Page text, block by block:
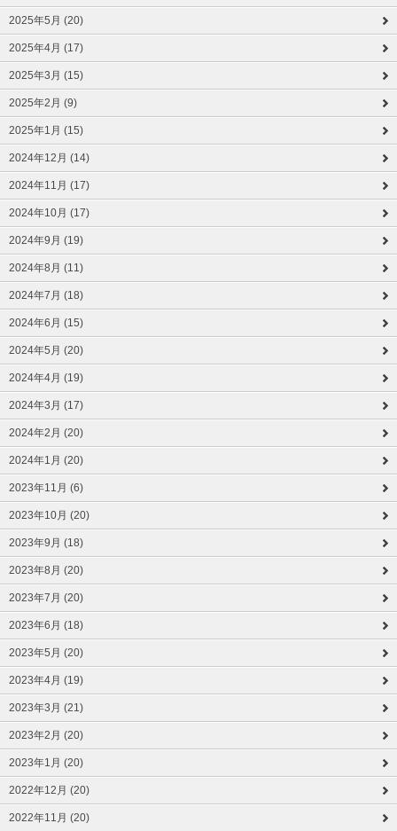
2025年5月 (20)
2025年4月 (17)
2025年3月 (15)
2025年2月 (9)
2025年1月 (15)
2024年12月 (14)
2024年11月 (17)
2024年10月 (17)
2024年9月 (19)
2024年8月 (11)
2024年7月 (18)
2024年6月 (15)
2024年5月 (20)
2024年4月 (19)
2024年3月 (17)
2024年2月 (20)
2024年1月 (20)
2023年11月 (6)
2023年10月 (20)
2023年9月 (18)
2023年8月 (20)
2023年7月 (20)
2023年6月 (18)
2023年5月 (20)
2023年4月 (19)
2023年3月 (21)
2023年2月 (20)
2023年1月 (20)
2022年12月 (20)
2022年11月 (20)